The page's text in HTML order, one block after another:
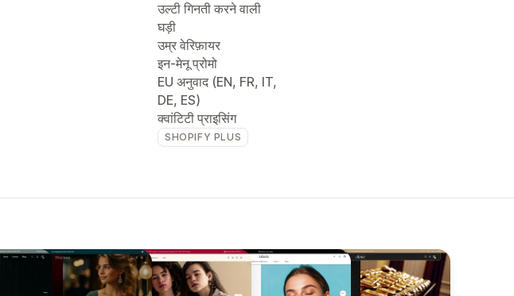
उल्टी गिनती करने वाली
घड़ी
उम्र वेरिफ़ायर
इन-मेनू प्रोमो
EU अनुवाद (EN, FR, IT,
DE, ES)
क्वांटिटी प्राइसिंग
SHOPIFY PLUS